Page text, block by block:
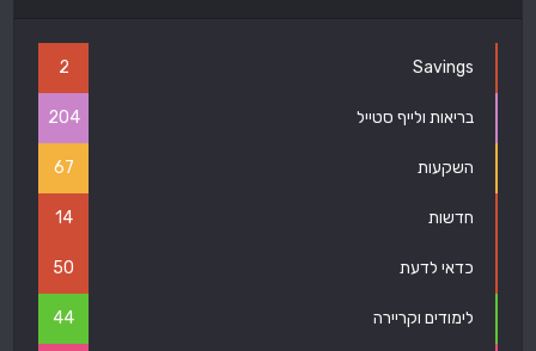
Savings
2
בריאות ולייף סטייל 204
השקעות 67
חדשות 14
כדאי לדעת 50
לימודים וקריירה 44